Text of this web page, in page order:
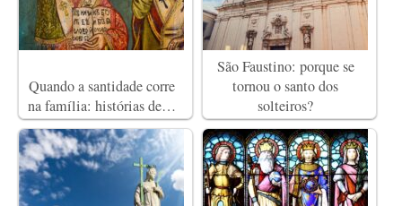
Quando a santidade corre
na família: histórias de…
São Faustino: porque se
tornou o santo dos
solteiros?